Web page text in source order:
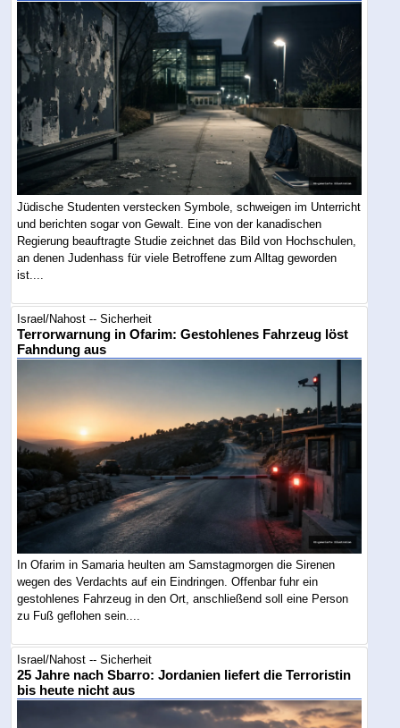
Jüdische Studenten verstecken Symbole, schweigen im Unterricht
und berichten sogar von Gewalt. Eine von der kanadischen
Regierung beauftragte Studie zeichnet das Bild von Hochschulen,
an denen Judenhass für viele Betroffene zum Alltag geworden
ist....
Israel/Nahost -- Sicherheit
Terrorwarnung in Ofarim: Gestohlenes Fahrzeug löst
Fahndung aus
In Ofarim in Samaria heulten am Samstagmorgen die Sirenen
wegen des Verdachts auf ein Eindringen. Offenbar fuhr ein
gestohlenes Fahrzeug in den Ort, anschließend soll eine Person
zu Fuß geflohen sein....
Israel/Nahost -- Sicherheit
25 Jahre nach Sbarro: Jordanien liefert die Terroristin
bis heute nicht aus